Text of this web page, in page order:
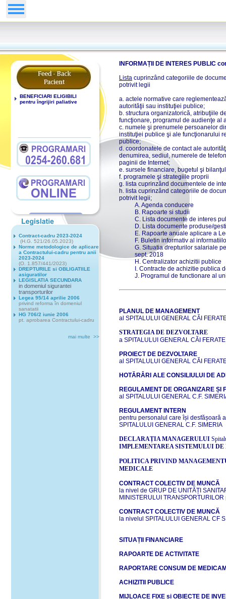
BENEFICIARI ELIGIBILI
pentru îngrijiri paliative
Contract-cadru 2023-2024
(H.G. 521/26.05.2023)
Norme metodologice de aplicare
a Contractului-cadru pentru anii
2023-2024
(O. 1.857/441/2023)
DREPTURILE si OBLIGATIILE
asiguratilor
LEGISLATIA SECUNDARA
in domeniul sigurantei
transporturilor
Legea 95/14 aprilie 2006
privind reforma în domeniul
sanatatii
HG 706/2 iunie 2006
pt. aprobarea Contractului-cadru
mai multe >>
INFORMAȚII DE INTERES PUBLIC
Lista cuprinzând categoriile de
potrivit legii
a. actele normative care
autorităţii sau instituţiei publice;
b. structura organizatorică, atribuţiile
funcţionare, programul de audienţe al
c. numele şi prenumele persoanelor
instituţiei publice şi ale funcţionarului
publice;
d. coordonatele de contact ale
denumirea, sediul, numerele de
paginii de Internet;
e. sursele financiare, bugetul şi
f. programele şi strategiile proprii
g. lista cuprinzând documentele de
h. lista cuprinzând categoriile de
potrivit legii;
A. Agenda conducere
B. Rapoarte si studii
C. Lista documente de interes
D. Lista documente produse/
E. Rapoarte anuale aplicare a
F. Buletin informativ al
G. Situatia drepturilor salariale
sept. 2018
H. Centralizator achizitii publice
I. Contracte de achizitie publica
J. Programul de functionare al
PLANUL DE MANAGEMENT
al SPITALULUI GENERAL CĂI
STRATEGIA DE DEZVOLTARE
a SPITALULUI GENERAL CĂI
PROIECT DE DEZVOLTARE
al SPITALULUI GENERAL CĂI
HOTĂRÂRI ALE CONSILIULUI DE
REGULAMENT DE ORGANIZARE ȘI
al SPITALULUI GENERAL C.F.
REGULAMENT INTERN
pentru personalul care își desfășoară
SPITALULUI GENERAL C.F. SIMERIA
DECLARAȚIA MANAGERULUI
IMPLEMENTAREA SISTEMULUI
POLITICA PRIVIND
MEDICALE
CONTRACT COLECTIV DE MUNCĂ
la nivel de GRUP DE UNITĂȚI
MINISTERULUI
CONTRACT COLECTIV DE MUNCĂ
la nivelul SPITALULUI GENERAL CF
SITUAȚII FINANCIARE
RAPOARTE DE ACTIVITATE
RAPORTARE CONSUM DE
ACHIZITII PUBLICE
MIJLOACE FIXE si OBIECTE DE